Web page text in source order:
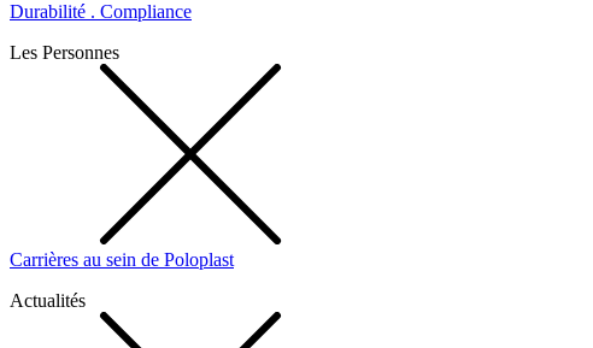
Durabilité . Compliance
Les Personnes
Carrières au sein de Poloplast
Actualités